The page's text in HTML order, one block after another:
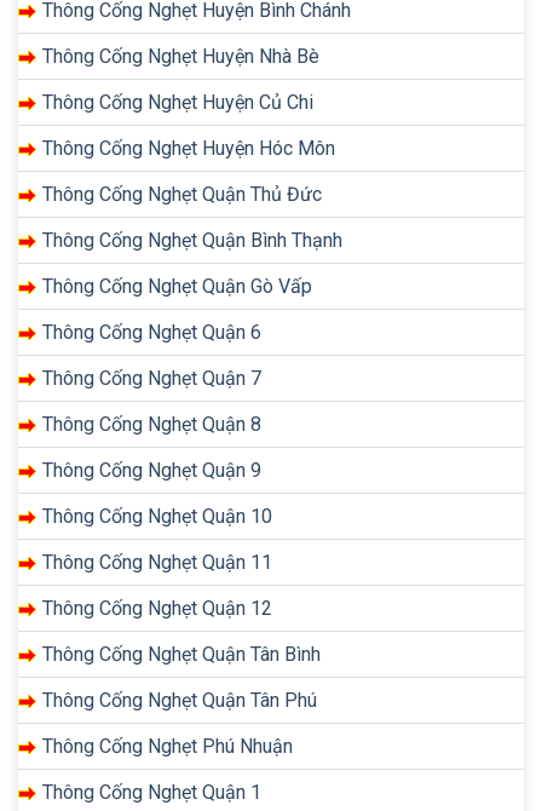
Thông Cống Nghẹt Huyện Bình Chánh
Thông Cống Nghẹt Huyện Nhà Bè
Thông Cống Nghẹt Huyện Củ Chi
Thông Cống Nghẹt Huyện Hóc Môn
Thông Cống Nghẹt Quận Thủ Đức
Thông Cống Nghẹt Quận Bình Thạnh
Thông Cống Nghẹt Quận Gò Vấp
Thông Cống Nghẹt Quận 6
Thông Cống Nghẹt Quận 7
Thông Cống Nghẹt Quận 8
Thông Cống Nghẹt Quận 9
Thông Cống Nghẹt Quận 10
Thông Cống Nghẹt Quận 11
Thông Cống Nghẹt Quận 12
Thông Cống Nghẹt Quận Tân Bình
Thông Cống Nghẹt Quận Tân Phú
Thông Cống Nghẹt Phú Nhuận
Thông Cống Nghẹt Quận 1